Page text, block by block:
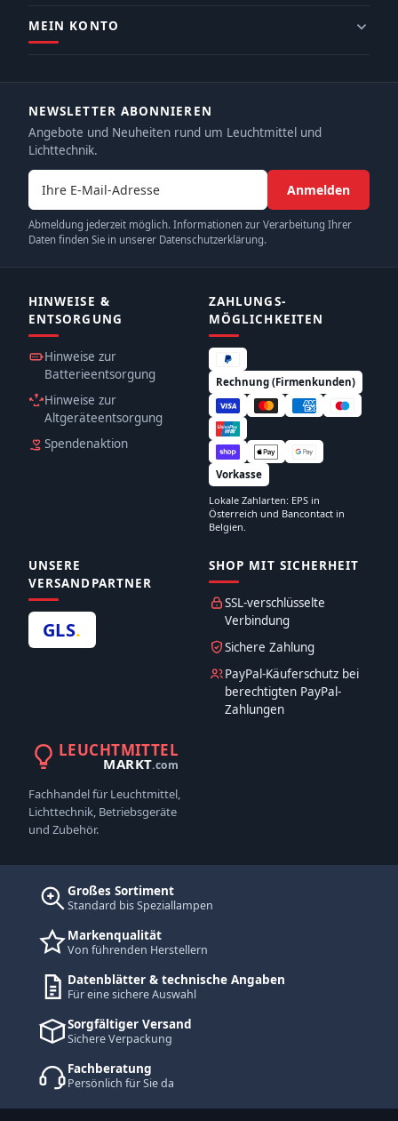
MEIN KONTO
NEWSLETTER ABONNIEREN
Angebote und Neuheiten rund um Leuchtmittel und
Lichttechnik.
E-Mail-Adresse
Anmelden
Abmeldung jederzeit möglich. Informationen zur Verarbeitung Ihrer
Daten finden Sie in unserer Datenschutzerklärung.
HINWEISE &
ENTSORGUNG
Hinweise zur
Batterieentsorgung
Hinweise zur
Altgeräteentsorgung
Spendenaktion
ZAHLUNGS­
MÖGLICHKEITEN
Rechnung (Firmenkunden)
Vorkasse
Lokale Zahlarten: EPS in
Österreich und Bancontact in
Belgien.
UNSERE
VERSANDPARTNER
GLS.
SHOP MIT SICHERHEIT
SSL-verschlüsselte
Verbindung
Sichere Zahlung
PayPal-Käuferschutz bei
berechtigten PayPal-
Zahlungen
LEUCHTMITTEL
MARKT.com
Fachhandel für Leuchtmittel,
Lichttechnik, Betriebsgeräte
und Zubehör.
Großes Sortiment
Standard bis Speziallampen
Markenqualität
Von führenden Herstellern
Datenblätter & technische Angaben
Für eine sichere Auswahl
Sorgfältiger Versand
Sichere Verpackung
Fachberatung
Persönlich für Sie da